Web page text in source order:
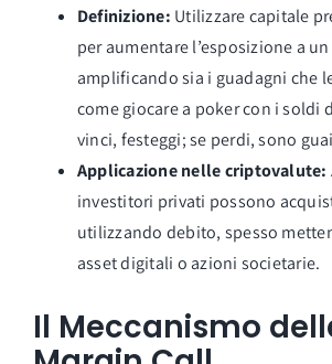
Definizione: Utilizzare capitale
per aumentare l’esposizione a
amplificando sia i guadagni che
come giocare a poker con i soldi
vinci, festeggi; se perdi, sono
Applicazione nelle criptovalute:
investitori privati possono
utilizzando debito, spesso
asset digitali o azioni societarie.
Il Meccanismo